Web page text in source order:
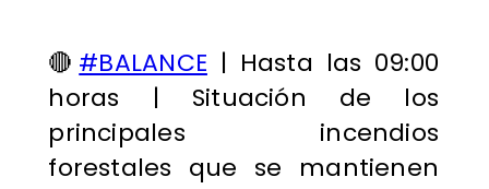
🔴 #BALANCE | Hasta las 09:00
horas | Situación de los
principales incendios
forestales que se mantienen